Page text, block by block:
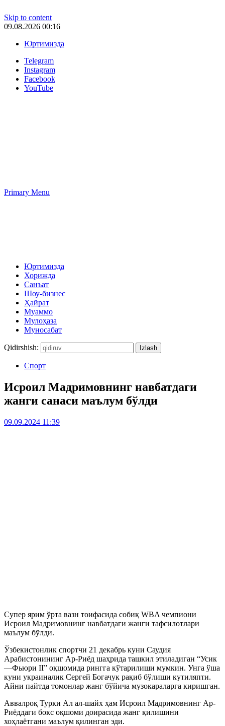
Skip to content
09.08.2026 00:16
Юртимизда
Telegram
Instagram
Facebook
YouTube
Primary Menu
Юртимизда
Хорижда
Санъат
Шоу-бизнес
Ҳайрат
Муаммо
Мулоҳаза
Муносабат
Qidirshish:
Спорт
Исроил Мадримовнинг навбатдаги
жанги санаси маълум бўлди
09.09.2024 11:39
Супер ярим ўрта вазн тоифасида собиқ WBA чемпиони
Исроил Мадримовнинг навбатдаги жанги тафсилотлари
маълум бўлди.
Ўзбекистонлик спортчи 21 декабрь куни Саудия
Арабистонининг Ар-Риёд шаҳрида ташкил этиладиган “Усик
—Фьюри II” оқшомида рингга кўтарилиши мумкин. Унга ўша
куни украиналик Сергей Богачук рақиб бўлиши кутиляпти.
Айни пайтда томонлар жанг бўйича музокараларга киришган.
Аввалроқ Турки Ал ал-шайх ҳам Исроил Мадримовнинг Ар-
Риёддаги бокс оқшоми доирасида жанг қилишини
хоҳлаётгани маълум қилинган эди.